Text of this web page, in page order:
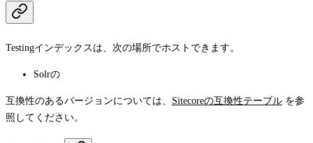
Testingインデックスは、次の場所でホストできます。
Solrの
互換性のあるバージョンについては、 Sitecoreの互換性テーブル を参
照してください。